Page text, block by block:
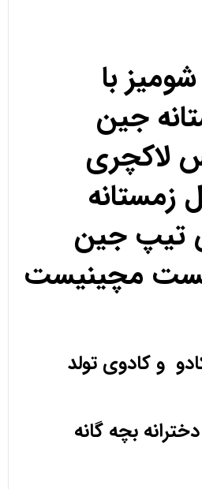
با
جین
لاکچری
زمستانه
تیپ جین
مچینیست
و کادوی تولد
بچه گانه